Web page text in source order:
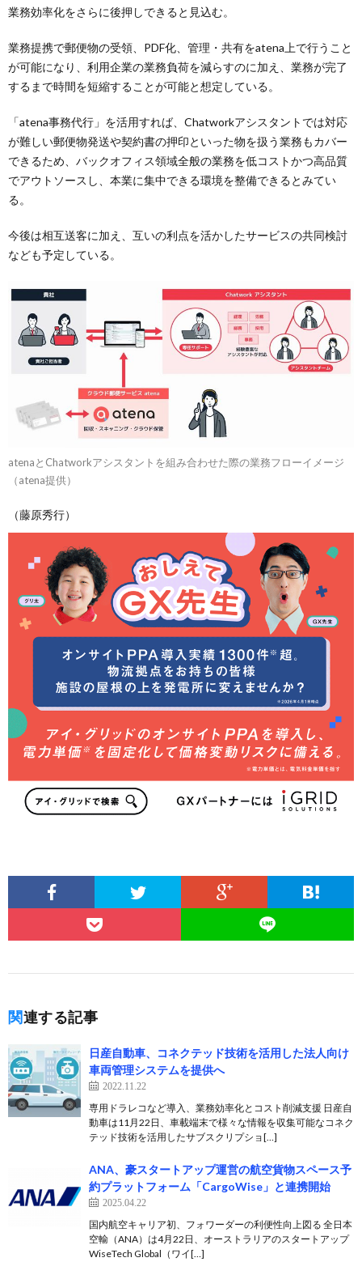
業務効率化をさらに後押しできると見込む。
業務提携で郵便物の受領、PDF化、管理・共有をatena上で行うこと
が可能になり、利用企業の業務負荷を減らすのに加え、業務が完了
するまで時間を短縮することが可能と想定している。
「atena事務代行」を活用すれば、Chatworkアシスタントでは対応
が難しい郵便物発送や契約書の押印といった物を扱う業務もカバー
できるため、バックオフィス領域全般の業務を低コストかつ高品質
でアウトソースし、本業に集中できる環境を整備できるとみてい
る。
今後は相互送客に加え、互いの利点を活かしたサービスの共同検討
なども予定している。
atenaとChatworkアシスタントを組み合わせた際の業務フローイメージ
（atena提供）
（藤原秀行）
関連する記事
日産自動車、コネクテッド技術を活用した法人向け
車両管理システムを提供へ
2022.11.22
専用ドラレコなど導入、業務効率化とコスト削減支援 日産自
動車は11月22日、車載端末で様々な情報を収集可能なコネク
テッド技術を活用したサブスクリプショ[…]
ANA、豪スタートアップ運営の航空貨物スペース予
約プラットフォーム「CargoWise」と連携開始
2025.04.22
国内航空キャリア初、フォワーダーの利便性向上図る 全日本
空輸（ANA）は4月22日、オーストラリアのスタートアップ
WiseTech Global（ワイ[…]